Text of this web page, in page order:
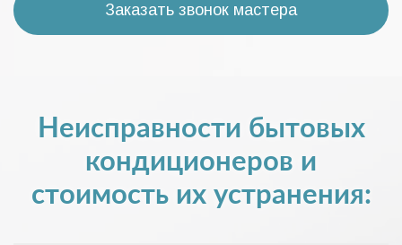
Заказать звонок мастера
Неисправности бытовых
кондиционеров и
стоимость их устранения: